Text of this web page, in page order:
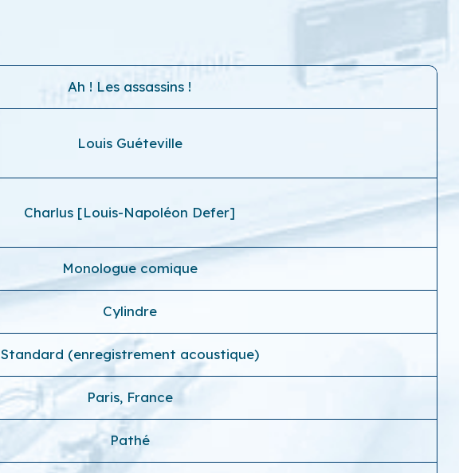
Ah ! Les assassins !
Louis Guéteville
Charlus [Louis-Napoléon Defer]
Monologue comique
Cylindre
Standard (enregistrement acoustique)
Paris, France
Pathé